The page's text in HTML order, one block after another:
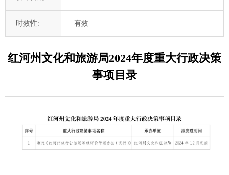
时效性: 有效
红河州文化和旅游局2024年度重大行政决策
事项目录